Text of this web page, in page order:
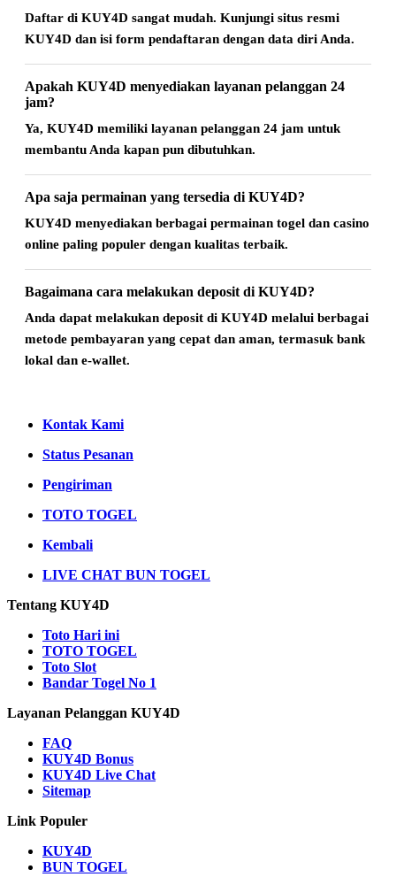
Daftar di KUY4D sangat mudah. Kunjungi situs resmi
KUY4D dan isi form pendaftaran dengan data diri Anda.
Apakah KUY4D menyediakan layanan pelanggan 24
jam?
Ya, KUY4D memiliki layanan pelanggan 24 jam untuk
membantu Anda kapan pun dibutuhkan.
Apa saja permainan yang tersedia di KUY4D?
KUY4D menyediakan berbagai permainan togel dan casino
online paling populer dengan kualitas terbaik.
Bagaimana cara melakukan deposit di KUY4D?
Anda dapat melakukan deposit di KUY4D melalui berbagai
metode pembayaran yang cepat dan aman, termasuk bank
lokal dan e-wallet.
Kontak Kami
Status Pesanan
Pengiriman
TOTO TOGEL
Kembali
LIVE CHAT BUN TOGEL
Tentang KUY4D
Toto Hari ini
TOTO TOGEL
Toto Slot
Bandar Togel No 1
Layanan Pelanggan KUY4D
FAQ
KUY4D Bonus
KUY4D Live Chat
Sitemap
Link Populer
KUY4D
BUN TOGEL